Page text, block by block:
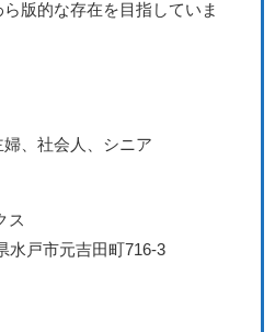
版的な存在を目指していま
、社会人、シニア
ス
水戸市元吉田町716-3